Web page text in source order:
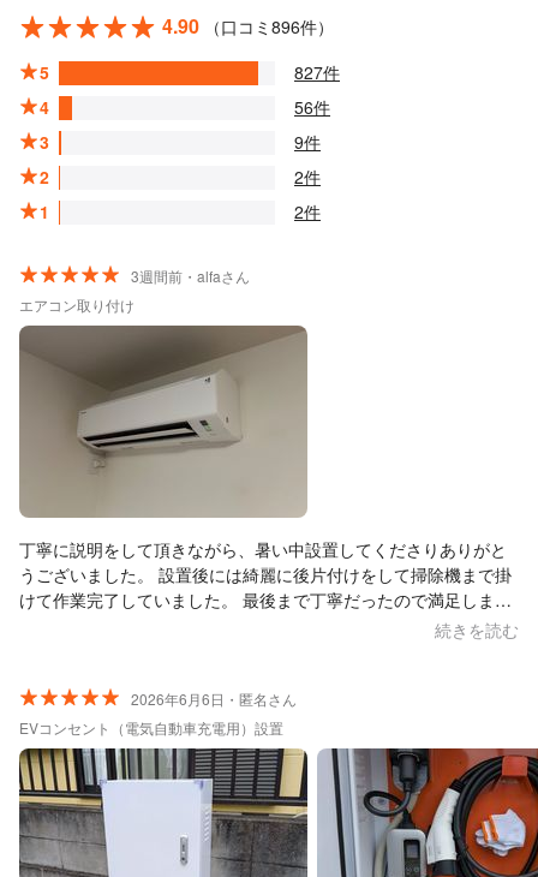
4.90
（口コミ896件）
5
827件
4
56件
3
9件
2
2件
1
2件
3週間前・alfaさん
エアコン取り付け
丁寧に説明をして頂きながら、暑い中設置してくださりありがと
うございました。 設置後には綺麗に後片付けをして掃除機まで掛
けて作業完了していました。 最後まで丁寧だったので満足しまし
続きを読む
2026年6月6日・匿名さん
EVコンセント（電気自動車充電用）設置